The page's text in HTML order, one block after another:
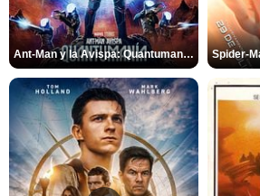
Ant-Man y la Avispa: Quantumanía Tráiler (2)